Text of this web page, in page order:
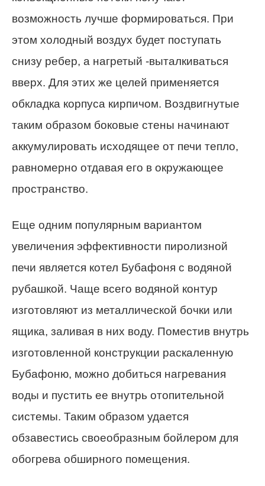
возможность лучше формироваться. При
этом холодный воздух будет поступать
снизу ребер, а нагретый -выталкиваться
вверх. Для этих же целей применяется
обкладка корпуса кирпичом. Воздвигнутые
таким образом боковые стены начинают
аккумулировать исходящее от печи тепло,
равномерно отдавая его в окружающее
пространство.
Еще одним популярным вариантом
увеличения эффективности пиролизной
печи является котел Бубафоня с водяной
рубашкой. Чаще всего водяной контур
изготовляют из металлической бочки или
ящика, заливая в них воду. Поместив внутрь
изготовленной конструкции раскаленную
Бубафоню, можно добиться нагревания
воды и пустить ее внутрь отопительной
системы. Таким образом удается
обзавестись своеобразным бойлером для
обогрева обширного помещения.